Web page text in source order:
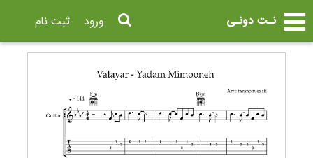
نـت دونـی ثبت نام ورود